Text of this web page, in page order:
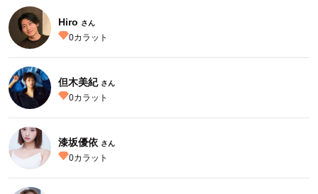
Hiro さん
0カラット
但木美紀 さん
0カラット
漆坂優依 さん
0カラット